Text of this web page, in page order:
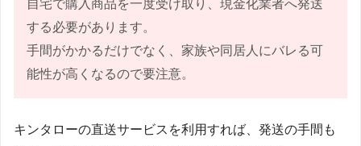
自宅で購入商品を一度受け取り、現金化業者へ発送
する必要があります。
手間がかかるだけでなく、家族や同居人にバレる可
能性が高くなるので要注意。
キンタローの直送サービスを利用すれば、発送の手間も